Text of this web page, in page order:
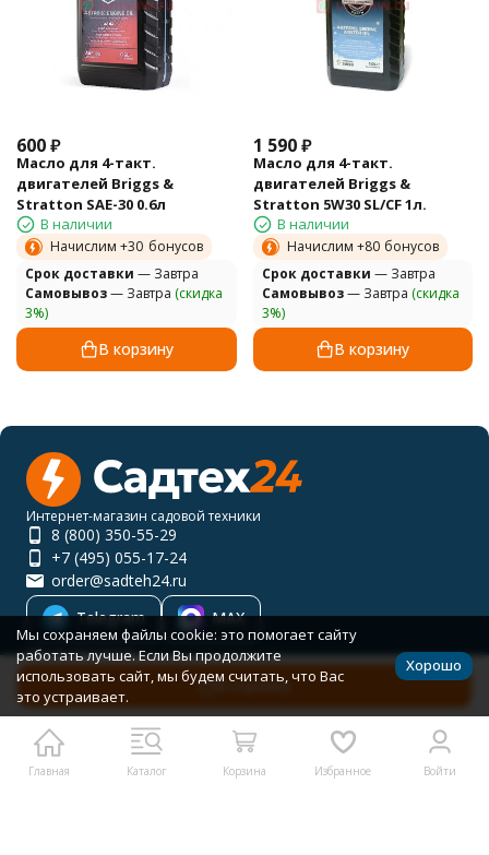
В корзину
600₽
Масло для 4-такт.
двигателей Briggs &
Stratton SAE-30 0.6л
В наличии
Начислим +30 бонусов
Cрок доставки — Завтра
Самовывоз— Завтра (скидка
3%)
В корзину
1 590 ₽
Масло для 4-такт.
двигателей Briggs &
Stratton 5W30 SL/CF 1л.
В наличии
Начислим +80 бонусов
Cрок доставки — Завтра
Самовывоз— Завтра (скидка
3%)
В корзину
Главная Каталог Корзина Избранное Войти
Интернет-магазин садовой техники
8 (800) 350-55-29
+7 (495) 055-17-24
order@sadteh24.ru
Telegram
MAX
Мы в соцсетях
Каталог товаров
Мы сохраняем файлы cookie: это помогает сайту
работать лучше. Если Вы продолжите
использовать сайт, мы будем считать, что Вас
это устраивает.
Хорошо